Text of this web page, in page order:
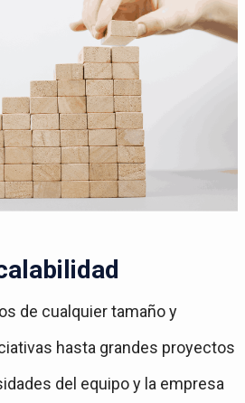
de cualquier tamaño y
hasta grandes proyectos
del equipo y la empresa